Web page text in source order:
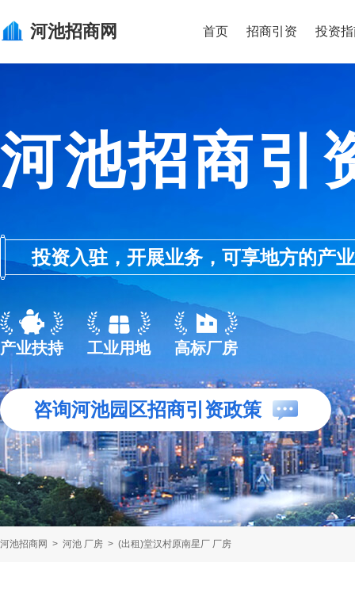
河池招商网 首页 招商引资 投资
河池招商引
投资入驻，开展业务，可享地方的产
产业扶持 工业用地 高标厂房
咨询河池园区招商引资政策
河池招商网 > 河池 厂房 > (出租)堂汉村原南星厂 厂房